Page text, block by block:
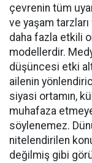
çevrenin tüm
ve yaşam
daha fazla etkili
modellerdir.
düşüncesi etki
ailenin
siyasi ortamın,
muhafaza
söylenemez.
nitelendirilen
değilmiş gibi